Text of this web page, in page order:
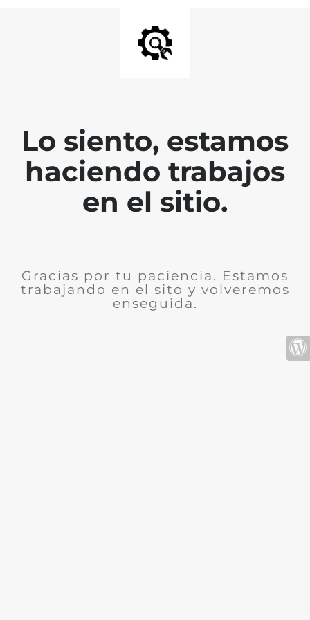
Lo siento, estamos
haciendo trabajos
en el sitio.
Gracias por tu paciencia. Estamos
trabajando en el sito y volveremos
enseguida.